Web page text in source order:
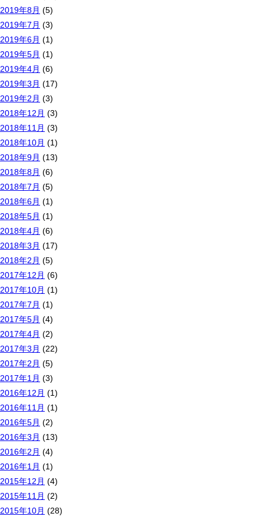
2019年8月 (5)
2019年7月 (3)
2019年6月 (1)
2019年5月 (1)
2019年4月 (6)
2019年3月 (17)
2019年2月 (3)
2018年12月 (3)
2018年11月 (3)
2018年10月 (1)
2018年9月 (13)
2018年8月 (6)
2018年7月 (5)
2018年6月 (1)
2018年5月 (1)
2018年4月 (6)
2018年3月 (17)
2018年2月 (5)
2017年12月 (6)
2017年10月 (1)
2017年7月 (1)
2017年5月 (4)
2017年4月 (2)
2017年3月 (22)
2017年2月 (5)
2017年1月 (3)
2016年12月 (1)
2016年11月 (1)
2016年5月 (2)
2016年3月 (13)
2016年2月 (4)
2016年1月 (1)
2015年12月 (4)
2015年11月 (2)
2015年10月 (28)